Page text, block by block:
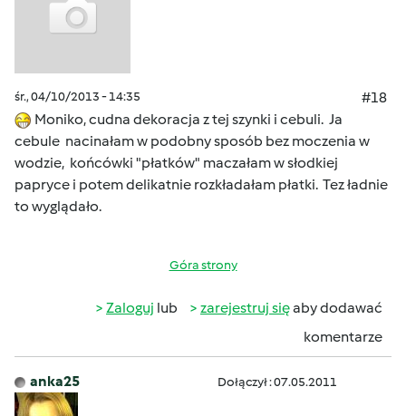
śr., 04/10/2013 - 14:35
#18
Moniko, cudna dekoracja z tej szynki i cebuli. Ja
cebule nacinałam w podobny sposób bez moczenia w
wodzie, końcówki "płatków" maczałam w słodkiej
papryce i potem delikatnie rozkładałam płatki. Tez ładnie
to wyglądało.
Góra strony
Zaloguj lub zarejestruj sięaby dodawać
komentarze
anka25 Dołączył : 07.05.2011